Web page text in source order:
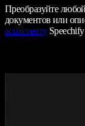
Преобразуйте
документов или
ассистенту